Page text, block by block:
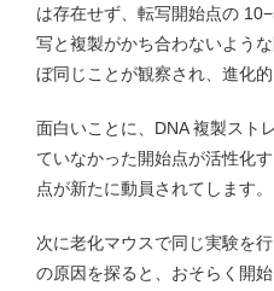
は存在せず、転写開始点の
写と複製がかち合わないよう
ぼ同じことが観察され、進化
面白いことに、DNA 複製スト
ていなかった開始点が活性化
点が新たに動員されてします。
次に老化マウスで同じ実験を
の原因を探ると、おそらく開